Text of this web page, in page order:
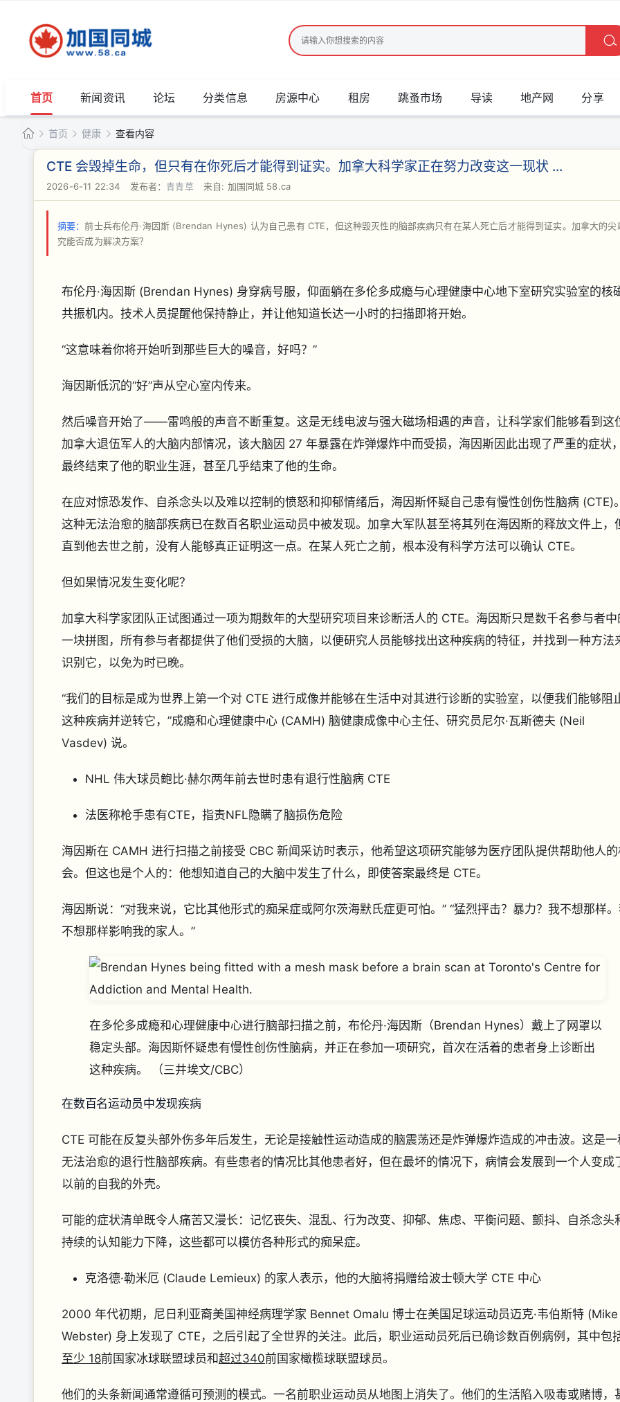
首页 新闻资讯 论坛 分类信息 房源中心 租房 跳蚤市场 导读 地产网 分享
加
首页
›
健康
›
查看内容
CTE 会毁掉生命，但只有在你死后才能得到证实。加拿大科学家正在努力改变这一现状 ...
2026-6-11 22:34 发布者： 青青草 来自: 加国同城 58.ca
摘要：前士兵布伦丹·海因斯 (Brendan Hynes) 认为自己患有 CTE，但这种毁灭性的脑部疾病只有在某人死亡后才能得到证实。加拿大的尖
究能否成为解决方案？
布伦丹·海因斯 (Brendan Hynes) 身穿病号服，仰面躺在多伦多成瘾与心理健康中心地下室研究实验室的核
共振机内。技术人员提醒他保持静止，并让他知道长达一小时的扫描即将开始。
“这意味着你将开始听到那些巨大的噪音，好吗？”
海因斯低沉的“好”声从空心室内传来。
然后噪音开始了——雷鸣般的声音不断重复。这是无线电波与强大磁场相遇的声音，让科学家们能够看到这
加拿大退伍军人的大脑内部情况，该大脑因 27 年暴露在炸弹爆炸中而受损，海因斯因此出现了严重的症状，
最终结束了他的职业生涯，甚至几乎结束了他的生命。
在应对惊恐发作、自杀念头以及难以控制的愤怒和抑郁情绪后，海因斯怀疑自己患有慢性创伤性脑病 (CTE)。
这种无法治愈的脑部疾病已在数百名职业运动员中被发现。加拿大军队甚至将其列在海因斯的释放文件上，
直到他去世之前，没有人能够真正证明这一点。在某人死亡之前，根本没有科学方法可以确认 CTE。
但如果情况发生变化呢？
加拿大科学家团队正试图通过一项为期数年的大型研究项目来诊断活人的 CTE。海因斯只是数千名参与者中
一块拼图，所有参与者都提供了他们受损的大脑，以便研究人员能够找出这种疾病的特征，并找到一种方法
识别它，以免为时已晚。
“我们的目标是成为世界上第一个对 CTE 进行成像并能够在生活中对其进行诊断的实验室，以便我们能够阻
这种疾病并逆转它，”成瘾和心理健康中心 (CAMH) 脑健康成像中心主任、研究员尼尔·瓦斯德夫 (Neil
Vasdev) 说。
NHL 伟大球员鲍比·赫尔两年前去世时患有退行性脑病 CTE
法医称枪手患有CTE，指责NFL隐瞒了脑损伤危险
海因斯在 CAMH 进行扫描之前接受 CBC 新闻采访时表示，他希望这项研究能够为医疗团队提供帮助他人
会。但这也是个人的：他想知道自己的大脑中发生了什么，即使答案最终是 CTE。
海因斯说：“对我来说，它比其他形式的痴呆症或阿尔茨海默氏症更可怕。” “猛烈抨击？暴力？我不想那样
不想那样影响我的家人。”
在多伦多成瘾和心理健康中心进行脑部扫描之前，布伦丹·海因斯（Brendan Hynes）戴上了网罩以
稳定头部。海因斯怀疑患有慢性创伤性脑病，并正在参加一项研究，首次在活着的患者身上诊断出
这种疾病。
（三井埃文/CBC）
在数百名运动员中发现疾病
CTE 可能在反复头部外伤多年后发生，无论是接触性运动造成的脑震荡还是炸弹爆炸造成的冲击波。这是一
无法治愈的退行性脑部疾病。有些患者的情况比其他患者好，但在最坏的情况下，病情会发展到一个人变成
以前的自我的外壳。
可能的症状清单既令人痛苦又漫长：记忆丧失、混乱、行为改变、抑郁、焦虑、平衡问题、颤抖、自杀念头
持续的认知能力下降，这些都可以模仿各种形式的痴呆症。
克洛德·勒米厄 (Claude Lemieux) 的家人表示，他的大脑将捐赠给波士顿大学 CTE 中心
2000 年代初期，尼日利亚裔美国神经病理学家 Bennet Omalu 博士在美国足球运动员迈克·韦伯斯特 (Mike
Webster) 身上发现了 CTE，之后引起了全世界的关注。此后，职业运动员死后已确诊数百例病例，其中包
至少 18前国家冰球联盟球员和超过340前国家橄榄球联盟球员。
他们的头条新闻通常遵循可预测的模式。一名前职业运动员从地图上消失了。他们的生活陷入吸毒或赌博，